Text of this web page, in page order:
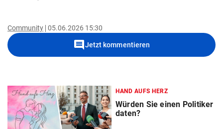
Community 05.06.2026 15:30
commentJetzt kommentieren
HAND AUFS HERZ
Würden Sie einen Politiker
daten?